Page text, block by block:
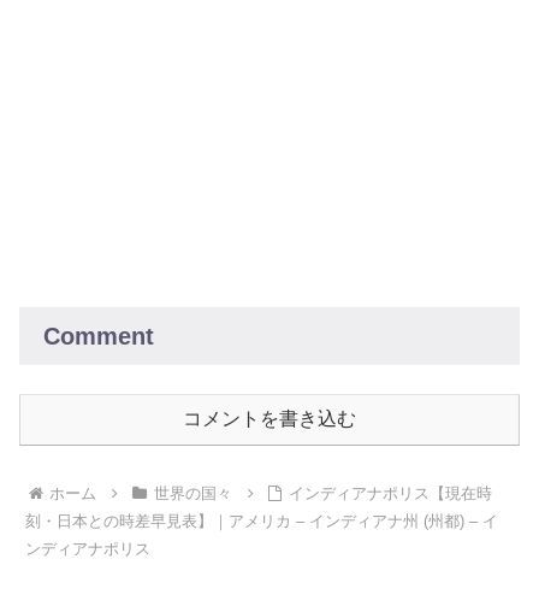
Comment
コメントを書き込む
ホーム 世界の国々
インディアナポリス【現在時
刻・日本との時差早見表】｜アメリカ – インディアナ州 (州都) – イ
ンディアナポリス